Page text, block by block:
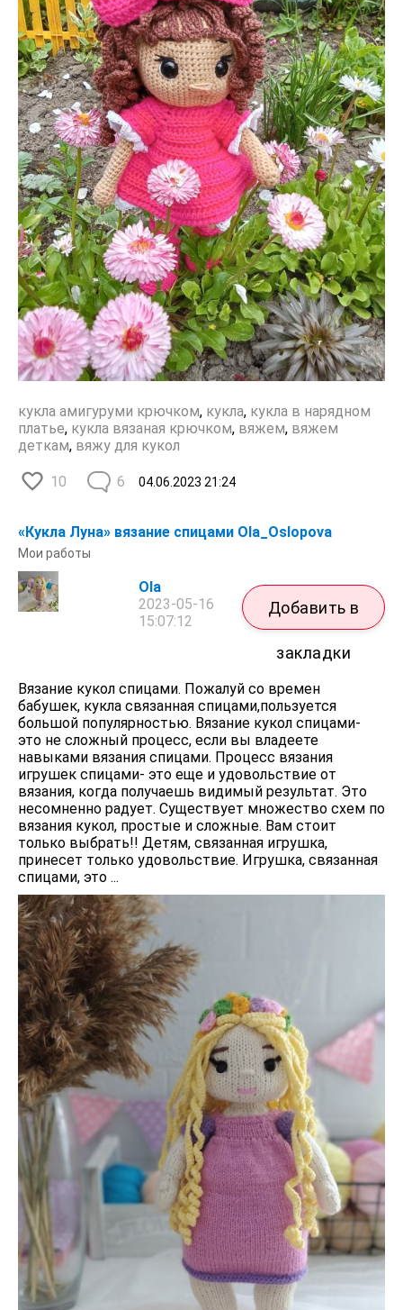
кукла амигуруми крючком, кукла, кукла в нарядном
платье, кукла вязаная крючком, вяжем, вяжем
деткам, вяжу для кукол
10 04.06.2023 21:24
6
«Кукла Луна» вязание спицами Ola_Oslopova
Мои работы
Ola
2023-05-16
15:07:12
Добавить в
закладки
Вязание кукол спицами. Пожалуй со времен
бабушек, кукла связанная спицами,пользуется
большой популярностью. Вязание кукол спицами-
это не сложный процесс, если вы владеете
навыками вязания спицами. Процесс вязания
игрушек спицами- это еще и удовольствие от
вязания, когда получаешь видимый результат. Это
несомненно радует. Существует множество схем по
вязания кукол, простые и сложные. Вам стоит
только выбрать!! Детям, связанная игрушка,
принесет только удовольствие. Игрушка, связанная
спицами, это ...